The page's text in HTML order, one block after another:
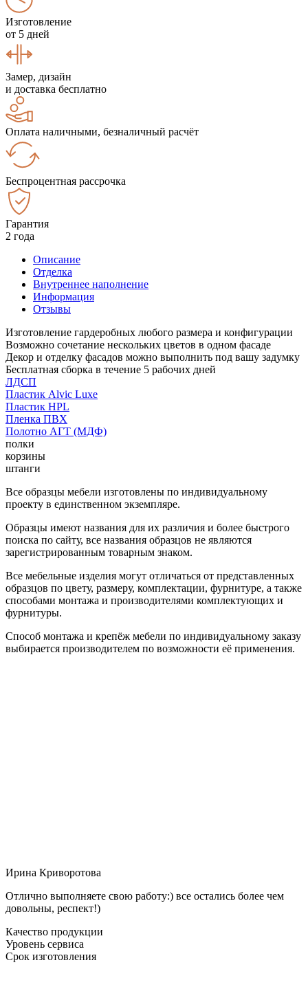
Изготовление
от 5 дней
Замер, дизайн
и доставка бесплатно
Оплата наличными, безналичный расчёт
Беспроцентная рассрочка
Гарантия
2 года
Описание
Отделка
Внутреннее наполнение
Информация
Отзывы
Изготовление гардеробных любого размера и конфигурации
Возможно сочетание нескольких цветов в одном фасаде
Декор и отделку фасадов можно выполнить под вашу задумку
Бесплатная сборка в течение 5 рабочих дней
ЛДСП
Пластик Alvic Luxe
Пластик HPL
Пленка ПВХ
Полотно АГТ (МДФ)
полки
корзины
штанги
Все образцы мебели изготовлены по индивидуальному
проекту в единственном экземпляре.
Образцы имеют названия для их различия и более быстрого
поиска по сайту, все названия образцов не являются
зарегистрированным товарным знаком.
Все мебельные изделия могут отличаться от представленных
образцов по цвету, размеру, комплектации, фурнитуре, а также
способами монтажа и производителями комплектующих и
фурнитуры.
Способ монтажа и крепёж мебели по индивидуальному заказу
выбирается производителем по возможности её применения.
Ирина Криворотова
Отлично выполняете свою работу:) все остались более чем
довольны, респект!)
Качество продукции
Уровень сервиса
Срок изготовления